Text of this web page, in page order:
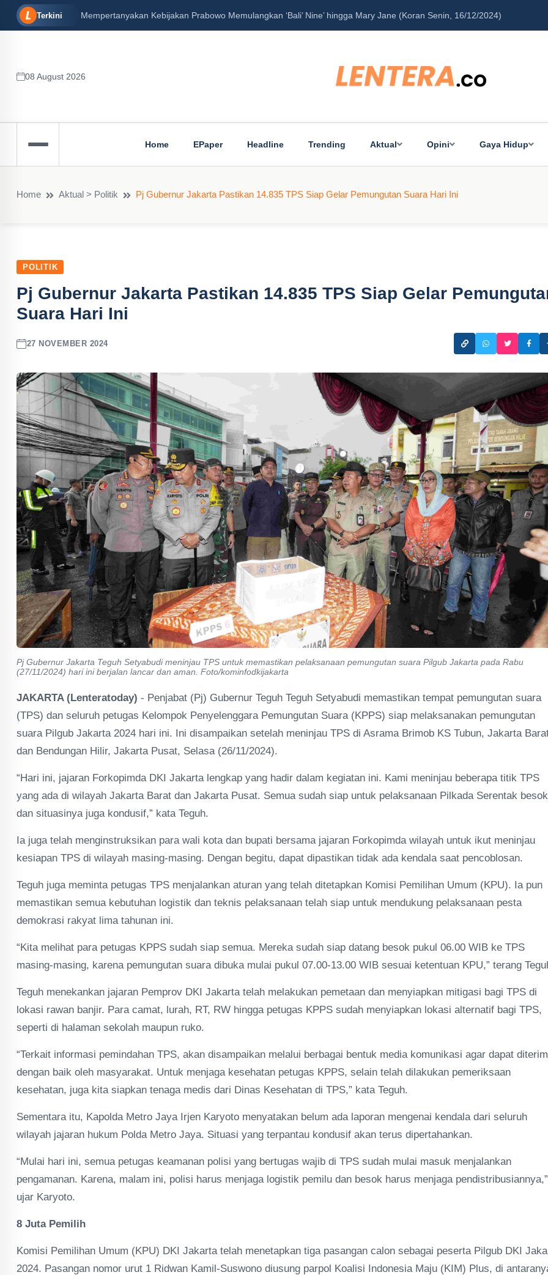
Terkini Mempertanyakan Kebijakan Prabowo Memulangkan ‘Bali’ Nine’ hingga Mary Jane (Koran Senin, 16/12/2024)
08 August 2026
Home EPaper Headline Trending Aktual Opini Gaya Hidup
Home Aktual > Politik Pj Gubernur Jakarta Pastikan 14.835 TPS Siap Gelar Pemungutan Suara Hari Ini
POLITIK
Pj Gubernur Jakarta Pastikan 14.835 TPS Siap Gelar
Suara Hari Ini
27 NOVEMBER 2024
Pj Gubernur Jakarta Teguh Setyabudi meninjau TPS untuk memastikan pelaksanaan pemungutan suara Pilgub Jakarta pada Rabu
(27/11/2024) hari ini berjalan lancar dan aman. Foto/kominfodkijakarta
JAKARTA (Lenteratoday) - Penjabat (Pj) Gubernur Teguh Teguh Setyabudi memastikan tempat pemungutan suara
(TPS) dan seluruh petugas Kelompok Penyelenggara Pemungutan Suara (KPPS) siap melaksanakan pemungutan
suara Pilgub Jakarta 2024 hari ini. Ini disampaikan setelah meninjau TPS di Asrama Brimob KS Tubun, Jakarta
dan Bendungan Hilir, Jakarta Pusat, Selasa (26/11/2024).
“Hari ini, jajaran Forkopimda DKI Jakarta lengkap yang hadir dalam kegiatan ini. Kami meninjau beberapa titik TPS
yang ada di wilayah Jakarta Barat dan Jakarta Pusat. Semua sudah siap untuk pelaksanaan Pilkada Serentak besok
dan situasinya juga kondusif,” kata Teguh.
Ia juga telah menginstruksikan para wali kota dan bupati bersama jajaran Forkopimda wilayah untuk ikut meninjau
kesiapan TPS di wilayah masing-masing. Dengan begitu, dapat dipastikan tidak ada kendala saat pencoblosan.
Teguh juga meminta petugas TPS menjalankan aturan yang telah ditetapkan Komisi Pemilihan Umum (KPU). Ia pun
memastikan semua kebutuhan logistik dan teknis pelaksanaan telah siap untuk mendukung pelaksanaan pesta
demokrasi rakyat lima tahunan ini.
“Kita melihat para petugas KPPS sudah siap semua. Mereka sudah siap datang besok pukul 06.00 WIB ke TPS
masing-masing, karena pemungutan suara dibuka mulai pukul 07.00-13.00 WIB sesuai ketentuan KPU,” terang
Teguh menekankan jajaran Pemprov DKI Jakarta telah melakukan pemetaan dan menyiapkan mitigasi bagi TPS di
lokasi rawan banjir. Para camat, lurah, RT, RW hingga petugas KPPS sudah menyiapkan lokasi alternatif bagi TPS,
seperti di halaman sekolah maupun ruko.
“Terkait informasi pemindahan TPS, akan disampaikan melalui berbagai bentuk media komunikasi agar dapat
dengan baik oleh masyarakat. Untuk menjaga kesehatan petugas KPPS, selain telah dilakukan pemeriksaan
kesehatan, juga kita siapkan tenaga medis dari Dinas Kesehatan di TPS,” kata Teguh.
Sementara itu, Kapolda Metro Jaya Irjen Karyoto menyatakan belum ada laporan mengenai kendala dari seluruh
wilayah jajaran hukum Polda Metro Jaya. Situasi yang terpantau kondusif akan terus dipertahankan.
“Mulai hari ini, semua petugas keamanan polisi yang bertugas wajib di TPS sudah mulai masuk menjalankan
pengamanan. Karena, malam ini, polisi harus menjaga logistik pemilu dan besok harus menjaga pendistribusiannya,”
ujar Karyoto.
8 Juta Pemilih
Komisi Pemilihan Umum (KPU) DKI Jakarta telah menetapkan tiga pasangan calon sebagai peserta Pilgub DKI
2024. Pasangan nomor urut 1 Ridwan Kamil-Suswono diusung parpol Koalisi Indonesia Maju (KIM) Plus, di